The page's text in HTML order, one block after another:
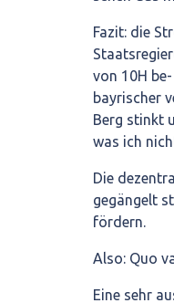
Fazit: die
von 10H
bayrischer
Berg stinkt
was ich
Die
gegängelt
fördern.
Also: Quo
Eine sehr